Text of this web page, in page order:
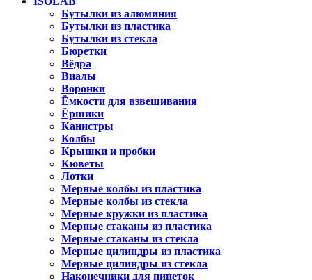
Бутылки из алюминия
Бутылки из пластика
Бутылки из стекла
Бюретки
Вёдра
Виалы
Воронки
Ёмкости для взвешивания
Ёршики
Канистры
Колбы
Крышки и пробки
Кюветы
Лотки
Мерные колбы из пластика
Мерные колбы из стекла
Мерные кружки из пластика
Мерные стаканы из пластика
Мерные стаканы из стекла
Мерные цилиндры из пластика
Мерные цилиндры из стекла
Наконечники для пипеток